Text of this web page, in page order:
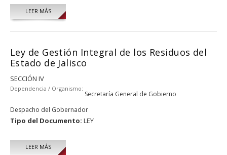
LEER MÁS
Ley de Gestión Integral de los Residuos del
Estado de Jalisco
SECCIÓN IV
Dependencia / Organismo:
Secretaría General de Gobierno
Despacho del Gobernador
Tipo del Documento: LEY
LEER MÁS